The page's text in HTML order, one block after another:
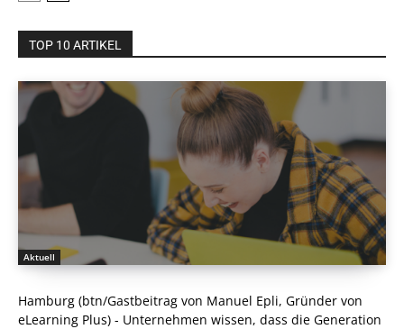
TOP 10 ARTIKEL
Aktuell
Hamburg (btn/Gastbeitrag von Manuel Epli, Gründer von
eLearning Plus) - Unternehmen wissen, dass die Generation